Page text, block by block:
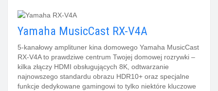
Yamaha MusicCast RX-V4A
5-kanałowy amplituner kina domowego Yamaha MusicCast
RX-V4A to prawdziwe centrum Twojej domowej rozrywki –
kilka złączy HDMI obsługujących 8K, odtwarzanie
najnowszego standardu obrazu HDR10+ oraz specjalne
funkcje dedykowane gamingowi to tylko niektóre kluczowe